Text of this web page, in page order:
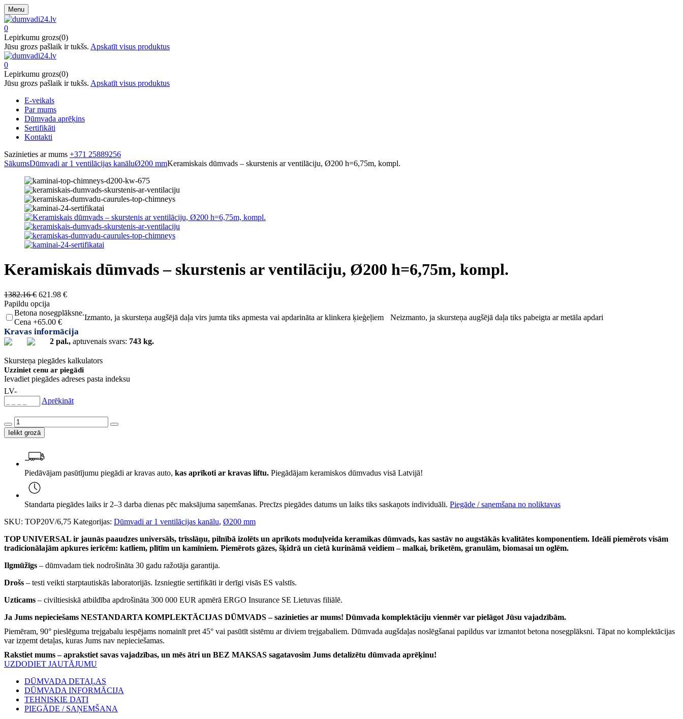
Menu
0
Lepirkumu grozs(0)
Jūsu grozs pašlaik ir tukšs. Apskatīt visus produktus
0
Lepirkumu grozs(0)
Jūsu grozs pašlaik ir tukšs. Apskatīt visus produktus
E-veikals
Par mums
Dūmvada aprēķins
Sertifikāti
Kontakti
Sazinieties ar mums +371 25889256
SākumsDūmvadi ar 1 ventilācijas kanāluØ200 mmKeramiskais dūmvads – skurstenis ar ventilāciju, Ø200 h=6,75m, kompl.
Keramiskais dūmvads – skurstenis ar ventilāciju, Ø200 h=6,75m, kompl.
1382.16€ Original
price
was:
1382.16 €.
621.98 €Current
is:
621.98 €.
Papildu opcija
Betona nosegplāksne.
Cena +65.00 €
Izmanto, ja skursteņa augšējā daļa virs jumta tiks apmesta vai apdarināta ar klinkera ķieģeļiem Neizmanto, ja skursteņa augšējā daļa tiks pabeigta ar metāla apdari
Kravas informācija
2 pal., aptuvenais svars: 743 kg.
Skursteņa piegādes kalkulators
Uzziniet cenu ar piegādi
Ievadiet piegādes adreses pasta indeksu
LV-
Aprēķināt
Keramiskais
dūmvads
-
ventilāciju,
Ø200
h=6,75m,
kompl.
daudzums
Ielikt grozā
Piedāvājam pasūtījumu piegādi ar kravas auto, kas aprīkoti ar kravas liftu. Piegādājam keramiskos dūmvadus visā Latvijā!
Standarta piegādes laiks ir 2–3 darba dienas pēc maksājuma saņemšanas. Precīzs piegādes datums un laiks tiks saskaņots individuāli. Piegāde / saņemšana no noliktavas
SKU: TOP20V/6,75 Kategorijas: Dūmvadi ar 1 ventilācijas kanālu, Ø200 mm
TOP UNIVERSAL ir jaunās paaudzes universāls, trīsslāņu, pilnībā izolēts un aprīkots moduļveida keramikas dūmvads, kas sastāv no augstākās kvalitātes komponentiem. Ideāli piemērots visām
tradicionālajām apkures ierīcēm: katliem, plītīm un kamīniem. Piemērots gāzes, šķidrā un cietā kurināmā veidiem – malkai, briketēm, granulām, biomasai un oglēm.
Ilgmūžīgs – dūmvadam tiek nodrošināta 30 gadu ražotāja garantija.
Drošs – testi veikti starptautiskās laboratorijās. Izsniegtie sertifikāti ir derīgi visās ES valstīs.
Uzticams – civiltiesiskā atbildība apdrošināta 300 000 EUR apmērā ERGO Insurance SE Lietuvas filiālē.
Ja Jums nepieciešams NESTANDARTA KOMPLEKTĀCIJAS DŪMVADS – sazinieties ar mums! Dūmvada komplektāciju vienmēr var pielāgot Jūsu vajadzībām.
Piemēram, 90° pieslēguma trejgabalu iespējams nomainīt pret 45° vai pasūtīt sistēmu ar diviem trejgabaliem. Dūmvada augšdaļas noslēgšanai papildus var izmantot betona nosegplāksni. Tāpat no komplektācijas
var izņemt detaļas, kuras Jums nav nepieciešamas.
Rakstiet mums – aprakstiet savas vajadzības, un mēs ātri un BEZ MAKSAS sagatavosim Jums detalizētu dūmvada aprēķinu!
UZDODIET JAUTĀJUMU
DŪMVADA DETAĻAS
DŪMVADA INFORMĀCIJA
TEHNISKIE DATI
PIEGĀDE / SAŅEMŠANA